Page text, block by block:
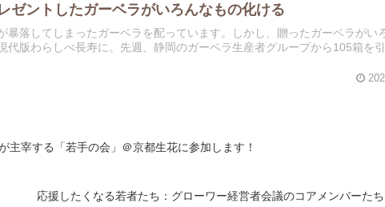
ントしたガーベラがいろんなもの化ける
暴落してしまったガーベラを配っています。しかし、贈ったガーベラがい
代版わらしべ長寿に。先週、静岡のガーベラ生産者グループから105箱を
主宰する「若手の会」＠京都生花に参加します！
応援したくなる若者たち：グローワー経営者会議のコアメンバーたち